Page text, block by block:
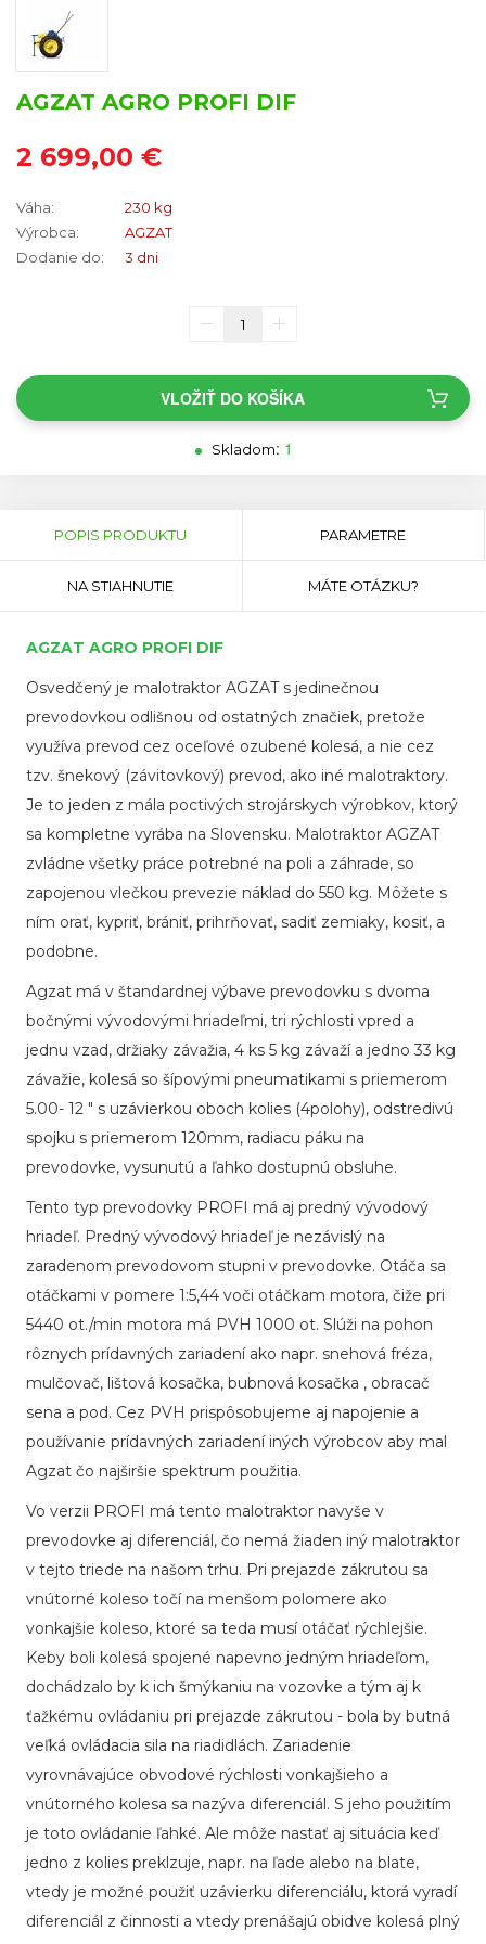
AGZAT AGRO PROFI DIF
2 699,00 €
Váha:
230 kg
Výrobca:
AGZAT
Dodanie do:
3 dni
VLOŽIŤ DO KOŠÍKA
Skladom: 1
POPIS PRODUKTU
(AKTÍVNA
PARAMETRE
NA STIAHNUTIE MÁTE OTÁZKU?
AGZAT AGRO PROFI DIF
Osvedčený je malotraktor AGZAT s jedinečnou
prevodovkou odlišnou od ostatných značiek, pretože
využíva prevod cez oceľové ozubené kolesá, a nie cez
tzv. šnekový (závitovkový) prevod, ako iné malotraktory.
Je to jeden z mála poctivých strojárskych výrobkov, ktorý
sa kompletne vyrába na Slovensku. Malotraktor AGZAT
zvládne všetky práce potrebné na poli a záhrade, so
zapojenou vlečkou prevezie náklad do 550 kg. Môžete s
ním orať, kypriť, brániť, prihrňovať, sadiť zemiaky, kosiť, a
podobne.
Agzat má v štandardnej výbave prevodovku s dvoma
bočnými vývodovými hriadeľmi, tri rýchlosti vpred a
jednu vzad, držiaky závažia, 4 ks 5 kg závaží a jedno 33 kg
závažie, kolesá so šípovými pneumatikami s priemerom
5.00- 12 " s uzávierkou oboch kolies (4polohy), odstredivú
spojku s priemerom 120mm, radiacu páku na
prevodovke, vysunutú a ľahko dostupnú obsluhe.
Tento typ prevodovky PROFI má aj predný vývodový
hriadeľ. Predný vývodový hriadeľ je nezávislý na
zaradenom prevodovom stupni v prevodovke. Otáča sa
otáčkami v pomere 1:5,44 voči otáčkam motora, čiže pri
5440 ot./min motora má PVH 1000 ot. Slúži na pohon
rôznych prídavných zariadení ako napr. snehová fréza,
mulčovač, lištová kosačka, bubnová kosačka , obracač
sena a pod. Cez PVH prispôsobujeme aj napojenie a
používanie prídavných zariadení iných výrobcov aby mal
Agzat čo najširšie spektrum použitia.
Vo verzii PROFI má tento malotraktor navyše v
prevodovke aj diferenciál, čo nemá žiaden iný malotraktor
v tejto triede na našom trhu. Pri prejazde zákrutou sa
vnútorné koleso točí na menšom polomere ako
vonkajšie koleso, ktoré sa teda musí otáčať rýchlejšie.
Keby boli kolesá spojené napevno jedným hriadeľom,
dochádzalo by k ich šmýkaniu na vozovke a tým aj k
ťažkému ovládaniu pri prejazde zákrutou - bola by butná
veľká ovládacia sila na riadidlách. Zariadenie
vyrovnávajúce obvodové rýchlosti vonkajšieho a
vnútorného kolesa sa nazýva diferenciál. S jeho použitím
je toto ovládanie ľahké. Ale môže nastať aj situácia keď
jedno z kolies preklzuje, napr. na ľade alebo na blate,
vtedy je možné použiť uzávierku diferenciálu, ktorá vyradí
diferenciál z činnosti a vtedy prenášajú obidve kolesá plný